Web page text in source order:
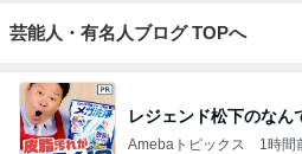
芸能人・有名人ブログ TOPへ
レジェンド松下のなん
Amebaトピックス 1時間